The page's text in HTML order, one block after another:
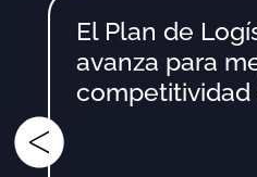
El Plan de
avanza para